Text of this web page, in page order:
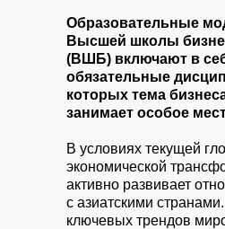
Образовательные
Высшей школы
(ВШБ) включают в
обязательные
которых тема
занимает особое
В условиях текущей
экономической
активно развивает
с азиатскими
ключевых трендов